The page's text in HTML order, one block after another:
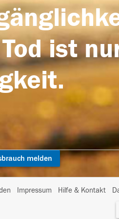
ist
melden
Impressum Hilfe & Kontakt